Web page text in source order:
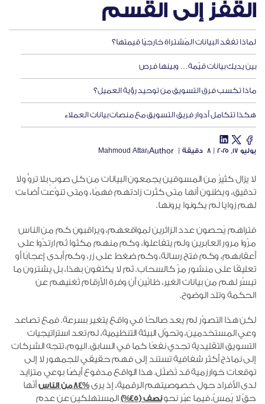
يوليو ١٧, ٢٠٢٥ |
8 دقيقة |
Author:
Mahmoud Attar
لا يزال كثيرٌ من المسوقين يجمعون البيانات من كل صوبٍ بلا تروٍّ ولا
تدقيق، ويظنون أنها متى كثُرت زادتهم فهمًا، ومتى تنوّعت أضاءت
لهم زوايا لم يكونوا يرونها.
فتراهم يُحصون عدد الزائرين لمواقعهم، ويراقبون كم من الناس
مرّوا مرور العابرين ولم يتفاعلوا، وكم منهم مكثوا ثم ارتدّوا على
أعقابهم، وكم فتح رسالة، وكم ضغط على زر، وكم أبدى إعجابًا أو
تعليقًا على منشور مرّ كالسحاب. ثم لا يكتفون بهذا، بل يشترون ما
تيسّر لهم من بيانات الغير، ظانّين أن وفرة الأرقام تُغنيهم عن
الحكمة وتلد الوضوح.
لكن هذا التصوّر لم يعد صالحًا في واقع يتغير بسرعة. فمع تصاعد
وعي المستخدمين، وتحوّل البيئة التنظيمية، لم تعد استراتيجيات
التسويق التقليدية تجدي نفعًا كما في السابق. اليوم، تتجه الشركات
إلى نماذج أكثر شفافية تستند إلى فهم حقيقي للجمهور لا إلى
توقعات خوارزمية قد تُضلّل. هذا الواقع مدفوع أيضًا بوعي متزايد
لدى الأفراد حول خصوصيتهم الرقمية، إذ يرى84% من الناس
أنّها
حقّ لا يُمسّ، فيما عبّر نحونصف (45%)
المستهلكين عن عدم
القفز إلى القسم
لماذا تفقد البيانات المُشتراة خارجيًا قيمتها؟
بين يديك بيانات قيّمة… وبينها فرص
ماذا تكسب فرق التسويق من توحيد رؤية العميل؟
هكذا تتكامل أدوار فريق التسويق مع منصات بيانات العملاء